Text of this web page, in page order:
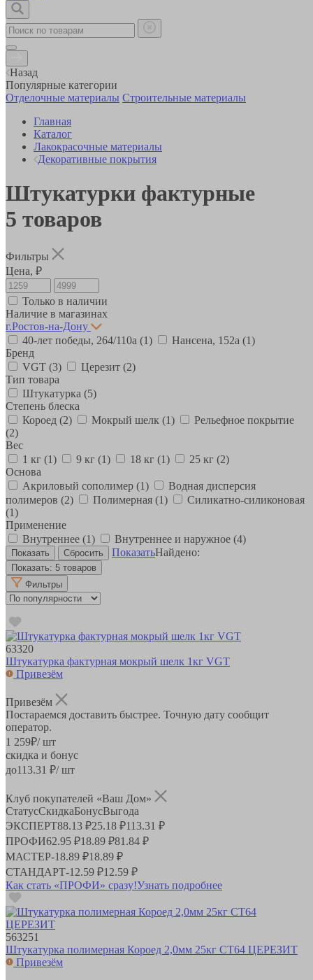
Назад
Популярные категории
Отделочные материалы Строительные материалы
Главная
Каталог
Лакокрасочные материалы
Декоративные покрытия
Штукатурки фактурные
5 товаров
Фильтры
Цена, ₽
Только в наличии
Наличие в магазинах
г.Ростов-на-Дону
40-лет победы, 264/110а (1) Нансена, 152а (1)
Бренд
VGT (3) Церезит (2)
Тип товара
Штукатурка (5)
Степень блеска
Короед (2) Мокрый шелк (1)
Рельефное покрытие
(2)
Вес
1 кг (1) 9 кг (1) 18 кг (1) 25 кг (2)
Основа
Акриловый сополимер (1)
Водная дисперсия
полимеров (2) Полимерная (1)
Силикатно-силиконовая
(1)
Применение
Внутреннее (1) Внутреннее и наружное (4)
ПоказатьНайдено:
Показать: 5 товаров
Фильтры
63320
Штукатурка фактурная мокрый шелк 1кг VGT
Привезём
Привезём
Постараемся доставить быстрее. Точную дату сообщит
оператор.
1 259₽/ шт
скидка и бонус
до113.31 ₽/ шт
Клуб покупателей «Ваш Дом»
СтатусСкидкаБонусВыгода
ЭКСПЕРТ88.13 ₽25.18 ₽113.31 ₽
ПРОФИ62.95 ₽18.89 ₽81.84 ₽
МАСТЕР-18.89 ₽18.89 ₽
СТАНДАРТ-12.59 ₽12.59 ₽
Как стать «ПРОФИ» сразу!Узнать подробнее
563251
Штукатурка полимерная Короед 2,0мм 25кг СТ64 ЦЕРЕЗИТ
Привезём